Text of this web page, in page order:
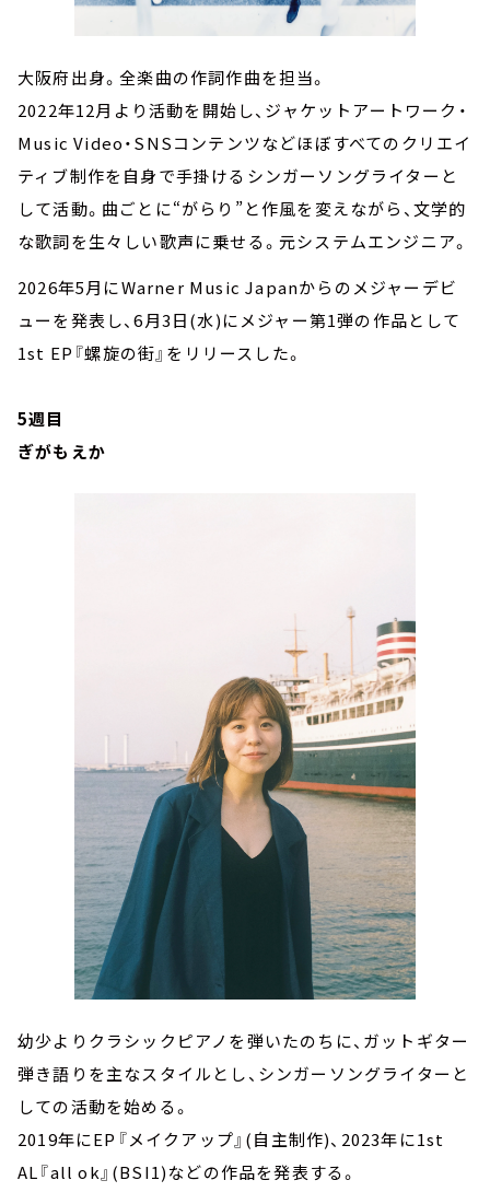
大阪府出身。全楽曲の作詞作曲を担当。
2022年12月より活動を開始し、ジャケットアートワーク・
Music Video・SNSコンテンツなどほぼすべてのクリエイ
ティブ制作を自身で手掛けるシンガーソングライターと
して活動。曲ごとに“がらり”と作風を変えながら、文学的
な歌詞を生々しい歌声に乗せる。元システムエンジニア。
2026年5月にWarner Music Japanからのメジャーデビ
ューを発表し、6月3日(水)にメジャー第1弾の作品として
1st EP『螺旋の街』をリリースした。
5週目
ぎがもえか
幼少よりクラシックピアノを弾いたのちに、ガットギター
弾き語りを主なスタイルとし、シンガーソングライターと
しての活動を始める。
2019年にEP『メイクアップ』(自主制作)、2023年に1st
AL『all ok』(BSI1)などの作品を発表する。